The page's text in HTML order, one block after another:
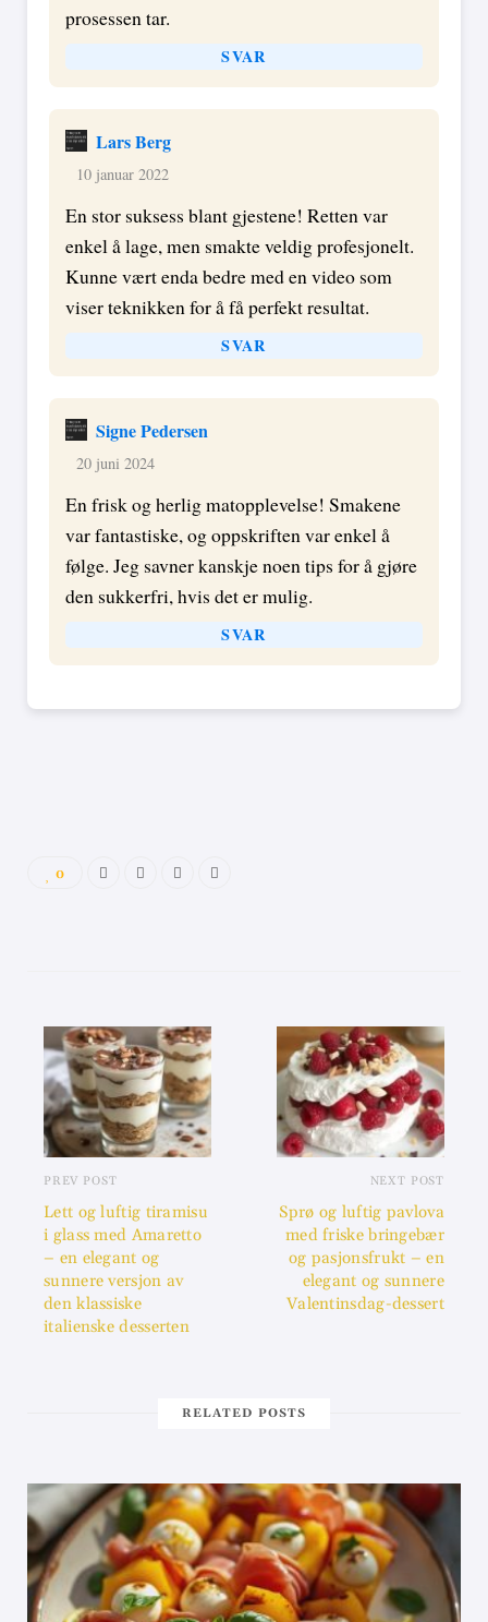
prosessen tar.
SVAR
Lars Berg
10 januar 2022
En stor suksess blant gjestene! Retten var
enkel å lage, men smakte veldig profesjonelt.
Kunne vært enda bedre med en video som
viser teknikken for å få perfekt resultat.
SVAR
Signe Pedersen
20 juni 2024
En frisk og herlig matopplevelse! Smakene
var fantastiske, og oppskriften var enkel å
følge. Jeg savner kanskje noen tips for å gjøre
den sukkerfri, hvis det er mulig.
SVAR
0
PREV POST
Lett og luftig tiramisu
i glass med Amaretto
– en elegant og
sunnere versjon av
den klassiske
italienske desserten
NEXT POST
Sprø og luftig pavlova
med friske bringebær
og pasjonsfrukt – en
elegant og sunnere
Valentinsdag-dessert
RELATED POSTS